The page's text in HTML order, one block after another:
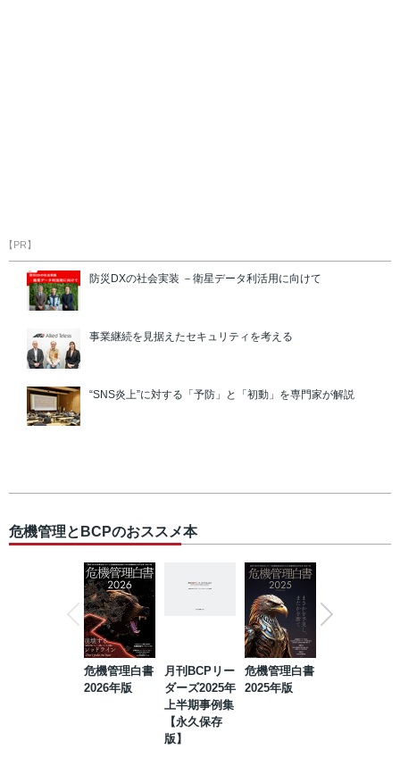
【PR】
防災DXの社会実装 －衛星データ利活用に向けて
事業継続を見据えたセキュリティを考える
“SNS炎上”に対する「予防」と「初動」を専門家が解説
危機管理とBCPのおススメ本
危機管理白書
2026年版
月刊BCPリー
ダーズ2025年
上半期事例集
【永久保存
版】
危機管理白書
2025年版